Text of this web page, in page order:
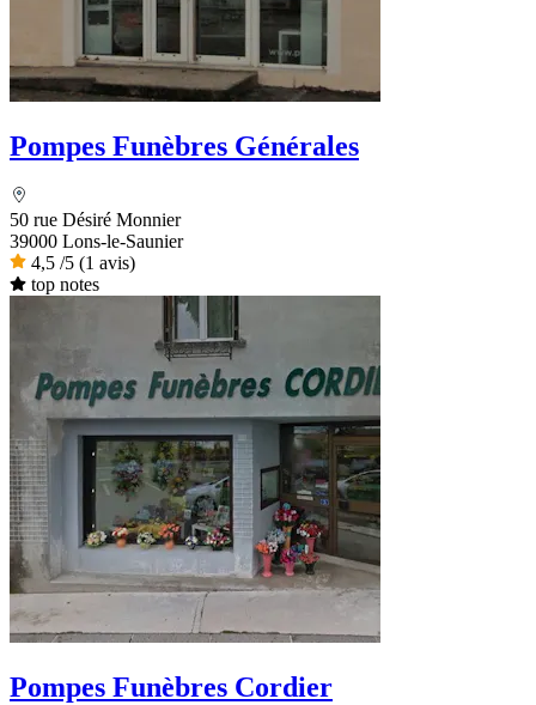
Pompes Funèbres Générales
50 rue Désiré Monnier
39000 Lons-le-Saunier
4,5 /5 (1 avis)
top notes
Pompes Funèbres Cordier